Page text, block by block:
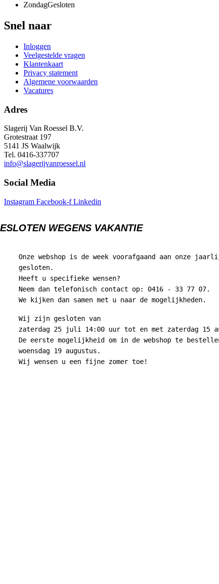
ZondagGesloten
Snel naar
Inloggen
Veelgestelde vragen
Klantenkaart
Privacy statement
Algemene voorwaarden
Vacatures
Adres
Slagerij Van Roessel B.V.
Grotestraat 197
5141 JS Waalwijk
Tel. 0416-337707
info@slagerijvanroessel.nl
Social Media
Instagram Facebook-f Linkedin
WEGENS VAKANTIE
Onze webshop is de week voorafgaand aan onze
gesloten.
Heeft u specifieke wensen?
Neem dan telefonisch contact op: 0416 - 33 77 07.
We kijken dan samen met u naar de mogelijkheden.
Wij zijn gesloten van
zaterdag 25 juli 14:00 uur tot en met zaterdag 15
De eerste mogelijkheid om in de webshop te
woensdag 19 augustus.
Wij wensen u een fijne zomer toe!